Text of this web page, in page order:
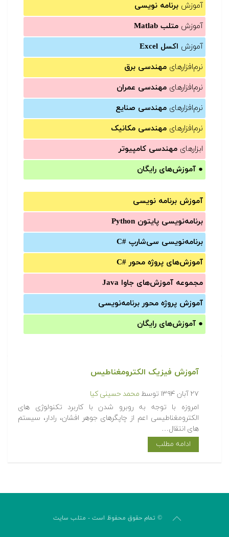
آموزش برنامه نویسی
آموزش متلب Matlab
آموزش اکسل Excel
نرم‌افزارهای مهندسی برق
نرم‌افزارهای مهندسی عمران
نرم‌افزارهای مهندسی صنایع
نرم‌افزارهای مهندسی مکانیک
ابزارهای مهندسی کامپیوتر
● آموزش‌های رایگان
آموزش برنامه نویسی
برنامه‌نویسی پایتون Python
برنامه‌‌نویسی سی‌شارپ C#‎
آموزش‌های پروژه محور #C
مجموعه آموزش‌های جاوا Java
آموزش‌ پروژه محور برنامه‌نویسی
● آموزش‌های رایگان
آموزش فیزیک الکترومغناطیس
۲۷ آبان ۱۳۹۴ توسط محمد حسینی کیا
امروزه با توجه به روبرو شدن با کاربرد تکنولوژی های
الکترومغناطیسی اعم از چاپگرهای جوهر افشان، رادار، سیستم
های انتقال…
ادامه مطلب
© تمام حقوق محفوظ است - متلب سایت